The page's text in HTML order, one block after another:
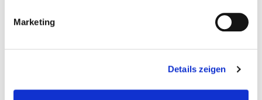
Marketing
Details zeigen